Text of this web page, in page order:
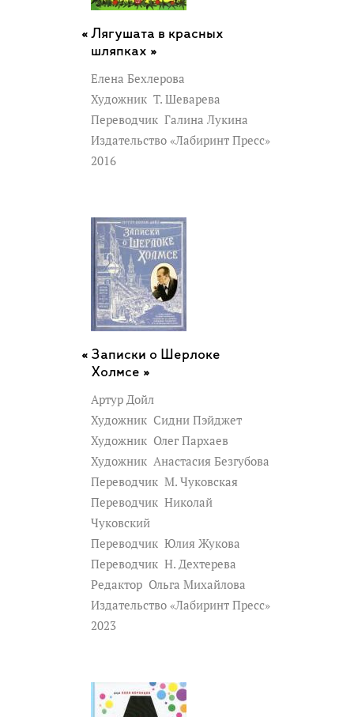
Лягушата в красных
шляпках »
Елена Бехлерова
Художник Т. Шеварева
Переводчик Галина Лукина
Издательство «Лабиринт Пресс»
2016
Записки о Шерлоке
Холмсе »
Артур Дойл
Художник Сидни Пэйджет
Художник Олег Пархаев
Художник Анастасия Безгубова
Переводчик М. Чуковская
Переводчик Николай
Чуковский
Переводчик Юлия Жукова
Переводчик Н. Дехтерева
Редактор Ольга Михайлова
Издательство «Лабиринт Пресс»
2023